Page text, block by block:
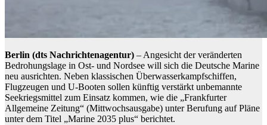
Berlin (dts Nachrichtenagentur) – Angesicht der veränderten
Bedrohungslage in Ost- und Nordsee will sich die Deutsche Marine
neu ausrichten. Neben klassischen Überwasserkampfschiffen,
Flugzeugen und U-Booten sollen künftig verstärkt unbemannte
Seekriegsmittel zum Einsatz kommen, wie die „Frankfurter
Allgemeine Zeitung“ (Mittwochsausgabe) unter Berufung auf Pläne
unter dem Titel „Marine 2035 plus“ berichtet.